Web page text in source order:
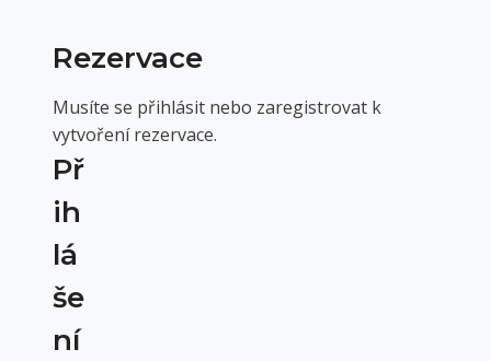
Rezervace
Musíte se přihlásit nebo zaregistrovat k
vytvoření rezervace.
Př
ih
lá
še
ní